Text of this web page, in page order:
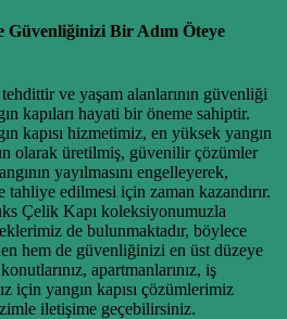
Güvenliğinizi Bir Adım Öteye
ve yaşam alanlarının güvenliği
kapıları hayati bir öneme sahiptir.
kapısı hizmetimiz, en yüksek yangın
olarak üretilmiş, güvenilir çözümler
yayılmasını engelleyerek,
edilmesi için zaman kazandırır.
Çelik Kapı koleksiyonumuzla
de bulunmaktadır, böylece
hem de güvenliğinizi en üst düzeye
apartmanlarınız, iş
için yangın kapısı çözümlerimiz
iletişime geçebilirsiniz.